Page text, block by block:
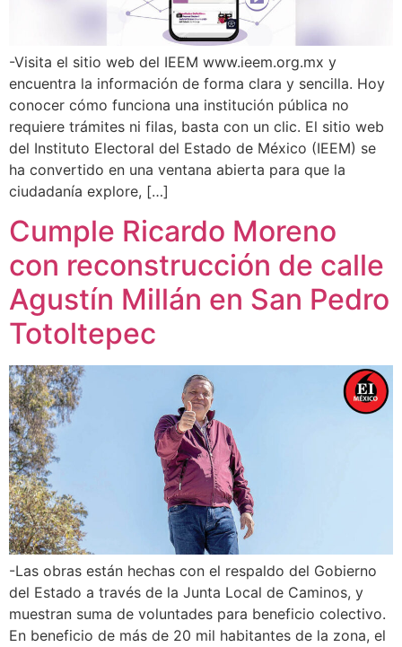
-Visita el sitio web del IEEM www.ieem.org.mx y
encuentra la información de forma clara y sencilla. Hoy
conocer cómo funciona una institución pública no
requiere trámites ni filas, basta con un clic. El sitio web
del Instituto Electoral del Estado de México (IEEM) se
ha convertido en una ventana abierta para que la
ciudadanía explore, […]
Cumple Ricardo Moreno
con reconstrucción de calle
Agustín Millán en San Pedro
Totoltepec
-Las obras están hechas con el respaldo del Gobierno
del Estado a través de la Junta Local de Caminos, y
muestran suma de voluntades para beneficio colectivo.
En beneficio de más de 20 mil habitantes de la zona, el